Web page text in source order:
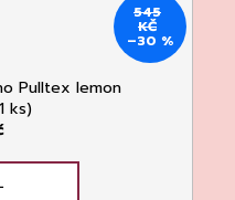
545
KČ
–30 %
Pulltex lemon
ks)